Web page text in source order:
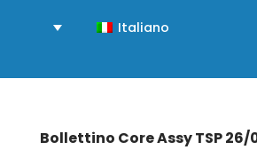
Italiano
Bollettino Core Assy TSP 26/